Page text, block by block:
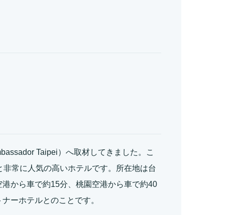
Taipei）へ取材してきました。こ
常に人気の高いホテルです。所在地は台
から車で約15分、桃園空港から車で約40
ーホテルとのことです。